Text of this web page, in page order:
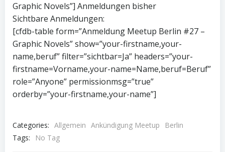
Graphic Novels”] Anmeldungen bisher
Sichtbare Anmeldungen:
[cfdb-table form=”Anmeldung Meetup Berlin #27 –
Graphic Novels” show=”your-firstname,your-
name,beruf” filter=”sichtbar=Ja” headers=”your-
firstname=Vorname,your-name=Name,beruf=Beruf”
role=”Anyone” permissionmsg=”true”
orderby=”your-firstname,your-name”]
Categories: Allgemein Ankündigung Meetup
Berlin
Tags:
No Tag